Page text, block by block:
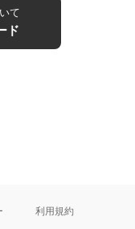
て
ド
利用規約